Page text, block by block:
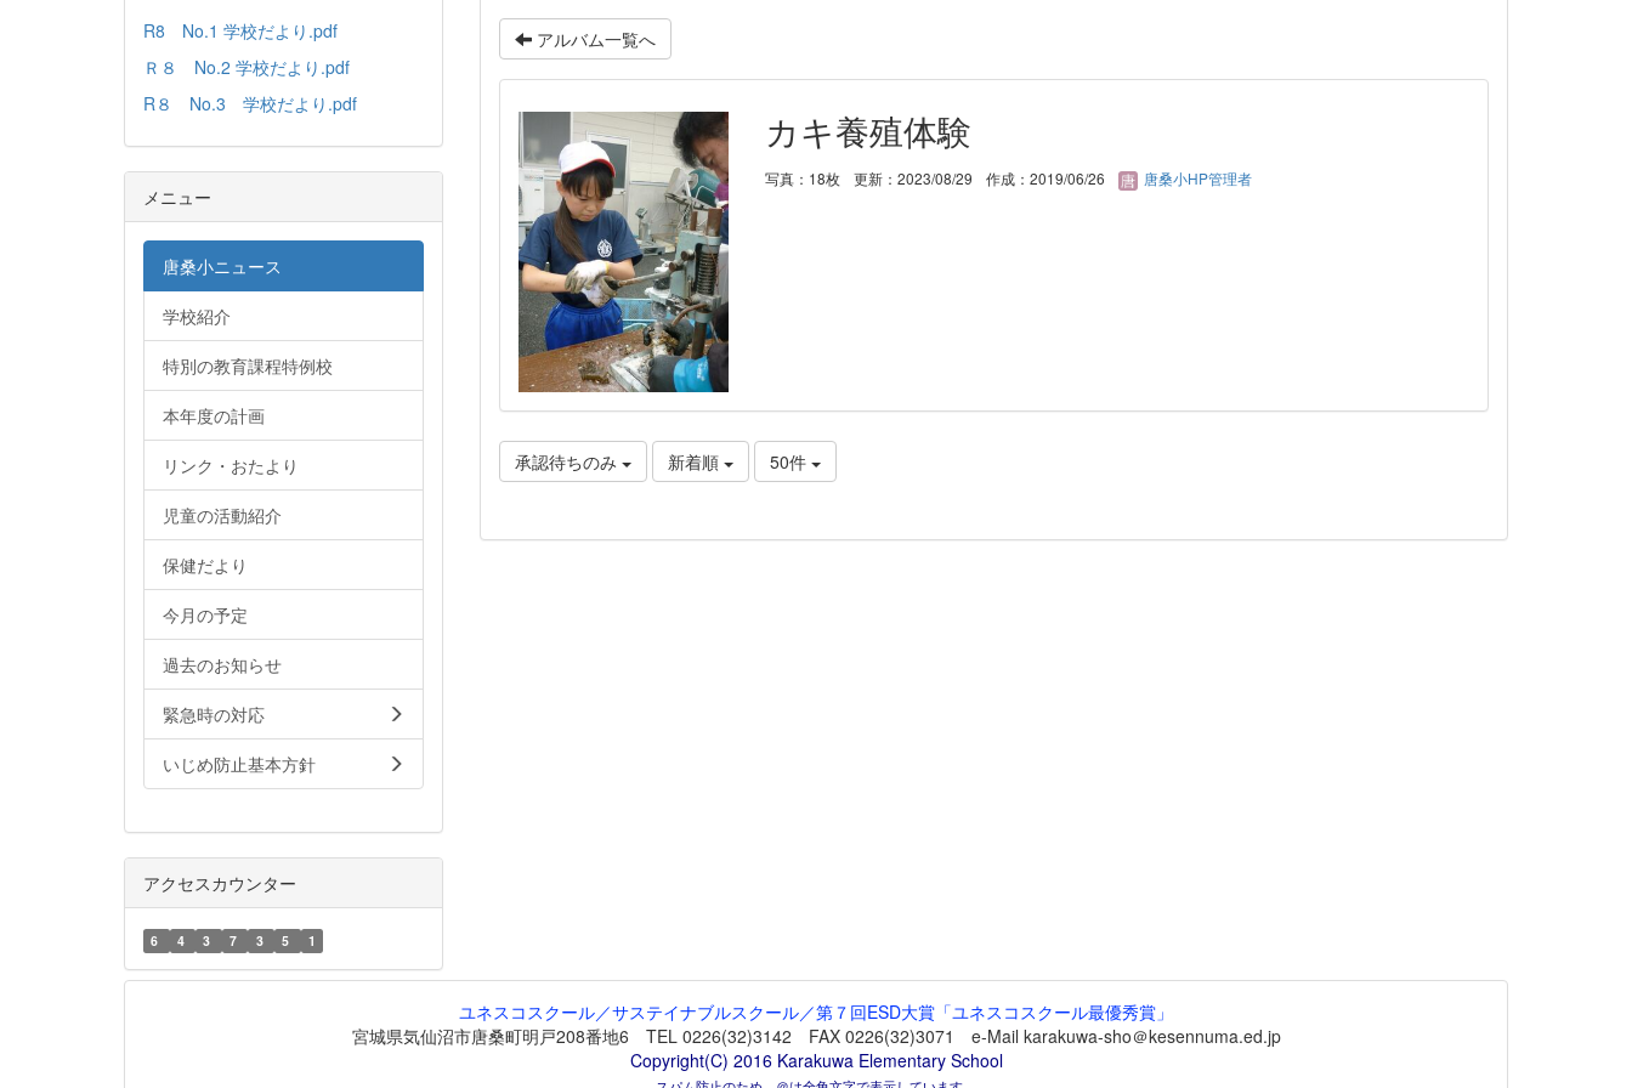
アルバム一覧へ
カキ養殖体験
写真：18枚 更新：2023/08/29 作成：2019/06/26 唐桑小HP管理者
承認待ちのみ 新着順 50件
R8 No.1 学校だより.pdf
Ｒ８ No.2 学校だより.pdf
R８ No.3 学校だより.pdf
メニュー
唐桑小ニュース
学校紹介
特別の教育課程特例校
本年度の計画
リンク・おたより
児童の活動紹介
保健だより
今月の予定
過去のお知らせ
緊急時の対応
いじめ防止基本方針
アクセスカウンター
6 4 3 7 3 5 1
ユネスコスクール／サステイナブルスクール／第７回ESD大賞「ユネスコスクール最優秀賞」
宮城県気仙沼市唐桑町明戸208番地6 TEL 0226(32)3142 FAX 0226(32)3071 e-Mail karakuwa-sho＠kesennuma.ed.jp
Copyright(C) 2016 Karakuwa Elementary School